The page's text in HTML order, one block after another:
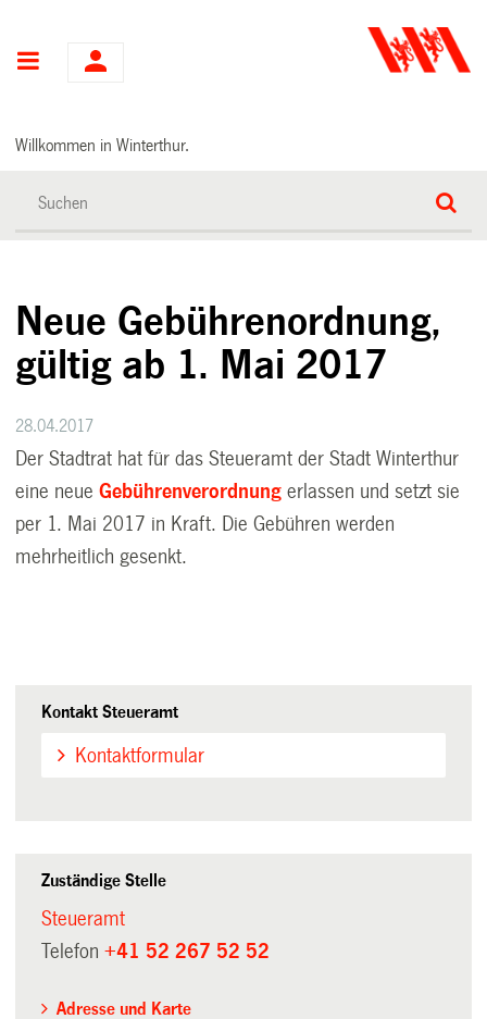
Hauptnavigation
Willkommen in Winterthur.
Neue Gebührenordnung,
gültig ab 1. Mai 2017
28.04.2017
Der Stadtrat hat für das Steueramt der Stadt Winterthur
eine neueGebührenverordnungerlassen und setzt sie
per 1. Mai 2017 in Kraft. Die Gebühren werden
mehrheitlich gesenkt.
Kontakt Steueramt
Kontaktformular
Zuständige Stelle
Steueramt
Telefon+41 52 267 52 52
Adresse und Karte